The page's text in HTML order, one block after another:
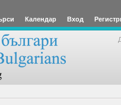
Календар Вход